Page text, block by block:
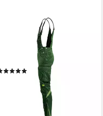
TMG INTERNATIONAL
Arbeitslatzhose Latzhose
Arbeitshose Cargohose
Kultworker Jetzt bis Gr. 82
UVP89,90 €
lieferbar - in 4-5 Werktagen bei dir